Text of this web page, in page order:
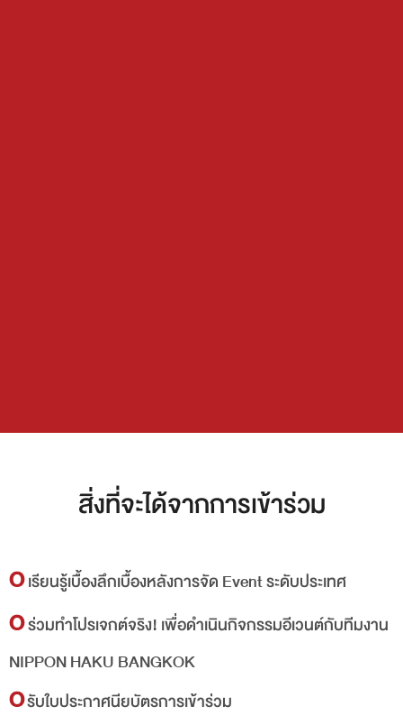
สิ่งที่จะได้จากการเข้าร่วม
Oเรียนรู้เบื้องลึกเบื้องหลังการจัด Event ระดับประเทศ
Oร่วมทำโปรเจกต์จริง! เพื่อดำเนินกิจกรรมอีเวนต์กับทีมงาน
NIPPON HAKU BANGKOK
Oรับใบประกาศนียบัตรการเข้าร่วม